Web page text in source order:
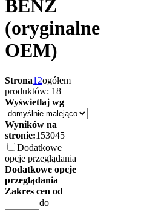
BENZ
(oryginalne
OEM)
Strona1 2ogółem
produktów: 18
Wyświetlaj wg
Wyników na
stronie:153045
Dodatkowe
opcje przeglądania
Dodatkowe opcje
przeglądania
Zakres cen od
do